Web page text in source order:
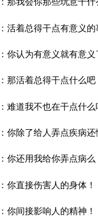
活着总得干点有意义的
你认为有意义就有意义
那活着总得干点什么吧
难道我不也在干点什么
你除了给人弄点疾病还
你还用我给你弄点病么
你直接伤害人的身体！
你间接影响人的精神！